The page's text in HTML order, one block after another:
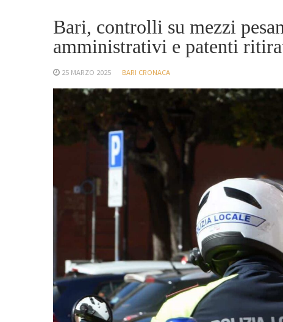
Bari, controlli su mezzi
amministrativi e patenti
25 MARZO 2025 BARI CRONACA